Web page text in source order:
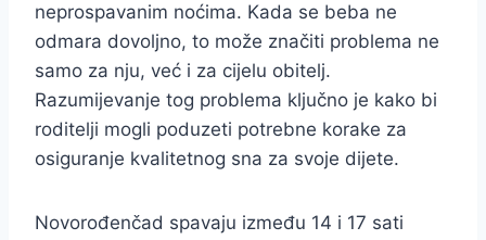
neprospavanim noćima. Kada se beba ne
odmara dovoljno, to može značiti problema ne
samo za nju, već i za cijelu obitelj.
Razumijevanje tog problema ključno je kako bi
roditelji mogli poduzeti potrebne korake za
osiguranje kvalitetnog sna za svoje dijete.
Novorođenčad spavaju između 14 i 17 sati